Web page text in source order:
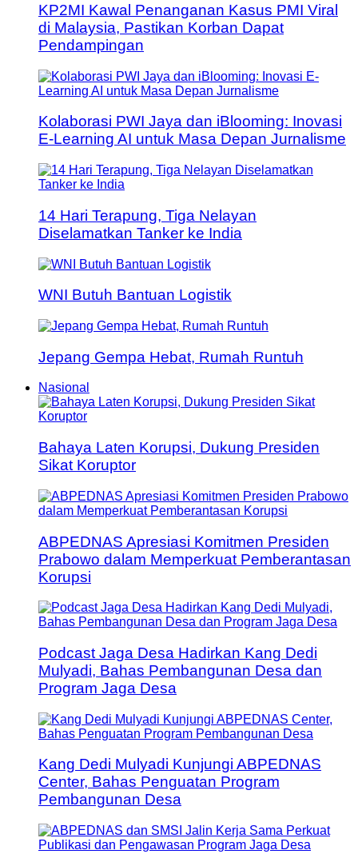
KP2MI Kawal Penanganan Kasus PMI Viral
di Malaysia, Pastikan Korban Dapat
Pendampingan
Kolaborasi PWI Jaya dan iBlooming: Inovasi
E-Learning AI untuk Masa Depan Jurnalisme
14 Hari Terapung, Tiga Nelayan
Diselamatkan Tanker ke India
WNI Butuh Bantuan Logistik
Jepang Gempa Hebat, Rumah Runtuh
Nasional
Bahaya Laten Korupsi, Dukung Presiden
Sikat Koruptor
ABPEDNAS Apresiasi Komitmen Presiden
Prabowo dalam Memperkuat Pemberantasan
Korupsi
Podcast Jaga Desa Hadirkan Kang Dedi
Mulyadi, Bahas Pembangunan Desa dan
Program Jaga Desa
Kang Dedi Mulyadi Kunjungi ABPEDNAS
Center, Bahas Penguatan Program
Pembangunan Desa